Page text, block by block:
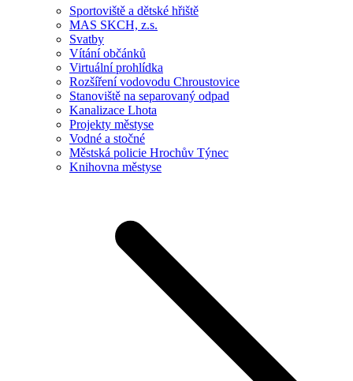
Sportoviště a dětské hřiště
MAS SKCH, z.s.
Svatby
Vítání občánků
Virtuální prohlídka
Rozšíření vodovodu Chroustovice
Stanoviště na separovaný odpad
Kanalizace Lhota
Projekty městyse
Vodné a stočné
Městská policie Hrochův Týnec
Knihovna městyse